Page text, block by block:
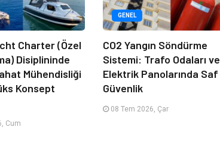
Charter (Özel
Disiplininde
Mühendisliği
Konsept
Cum
GENEL
CO2 Yangın Söndürme
Sistemi: Trafo Odaları ve
Elektrik Panolarında Saf
Güvenlik
08 Tem 2026, Çar